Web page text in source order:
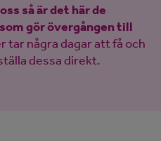
så är det här de
gör övergången till
tar några dagar att få och
dessa direkt.